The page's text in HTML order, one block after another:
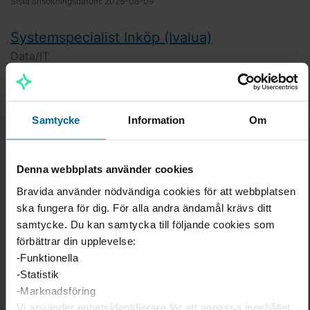
Samtycke Information Om
Denna webbplats använder cookies
Bravida använder nödvändiga cookies för att webbplatsen
ska fungera för dig. För alla andra ändamål krävs ditt
samtycke. Du kan samtycka till följande cookies som
förbättrar din upplevelse:
-Funktionella
-Statistik
-Marknadsföring
Vi använder enhetsidentifierare för att anpassa innehållet
Systemspecialist Inköp (Ivalua)
Data/IT
Stockholm
Sista ansökningsdatum:
BID Manager
Sverige
Säljare Stockholm
Säkerhet
Stockholm
Sista ansökningsdatum: